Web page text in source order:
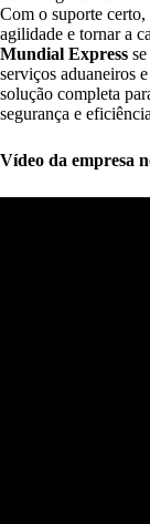
Com o suporte
agilidade e tornar a
Mundial Express
serviços aduaneiros
solução completa
segurança e
Vídeo da empresa